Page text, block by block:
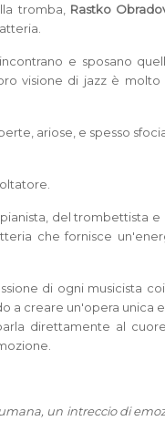
tromba, Rastko
e sposano
visione di jazz è
ariose, e spesso
del trombettista e
che fornisce
di ogni musicista
a creare un'opera unica
direttamente al
un intreccio di